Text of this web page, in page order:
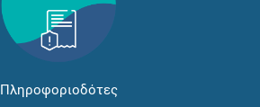
Πληροφοριοδότες